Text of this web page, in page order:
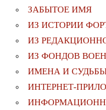
ЗАБЫТОЕ ИМЯ
ИЗ ИСТОРИИ
ИЗ
ИЗ ФОНДОВ
ИМЕНА И
ИНТЕРНЕТ-